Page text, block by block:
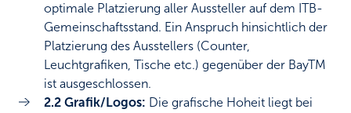
optimale Platzierung aller Aussteller auf dem ITB-
Gemeinschaftsstand. Ein Anspruch hinsichtlich der
Platzierung des Ausstellers (Counter,
Leuchtgrafiken, Tische etc.) gegenüber der BayTM
ist ausgeschlossen.
2.2 Grafik/Logos: Die grafische Hoheit liegt bei